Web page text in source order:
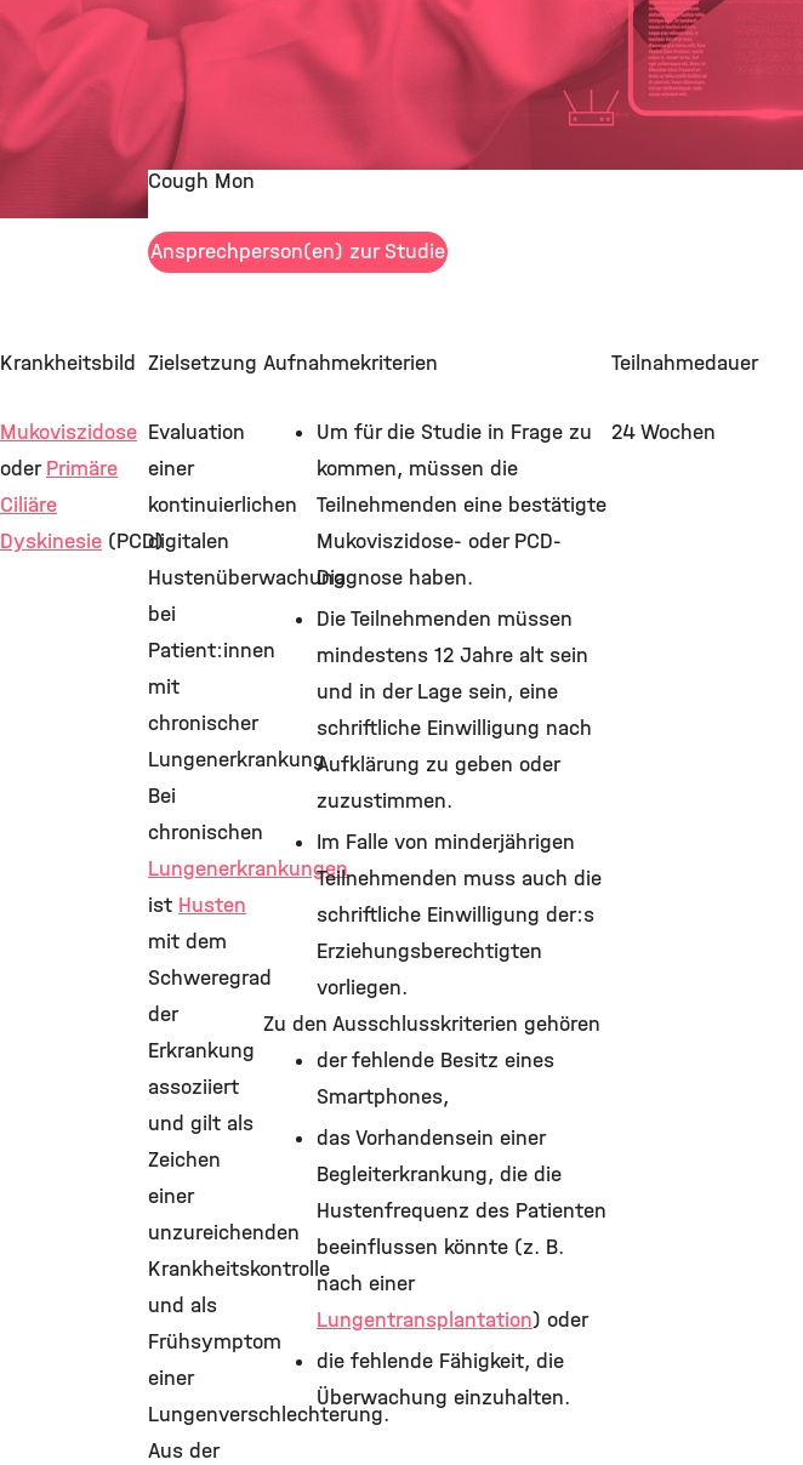
Cough Mon
Ansprechperson(en) zur Studie
Krankheitsbild
Mukoviszidose
oderPrimäre
Ciliäre
Dyskinesie (PCD)
Zielsetzung
Evaluation
einer
kontinuierlichen
digitalen
Hustenüberwachung
bei
Patient:innen
mit
chronischer
Lungenerkrankung
Bei
chronischen
Lungenerkrankungen
ist Husten
mit dem
Schweregrad
der
Erkrankung
assoziiert
und gilt als
Zeichen
einer
unzureichenden
Krankheitskontrolle
und als
Frühsymptom
einer
Lungenverschlechterung.
Aus der
Aufnahmekriterien
Um für die Studie in Frage zu
kommen, müssen die
Teilnehmenden eine bestätigte
Mukoviszidose- oder PCD-
Diagnose haben.
Die Teilnehmenden müssen
mindestens 12 Jahre alt sein
und in der Lage sein, eine
schriftliche Einwilligung nach
Aufklärung zu geben oder
zuzustimmen.
Im Falle von minderjährigen
Teilnehmenden muss auch die
schriftliche Einwilligung der:s
Erziehungsberechtigten
vorliegen.
Zu den Ausschlusskriterien gehören
der fehlende Besitz eines
Smartphones,
das Vorhandensein einer
Begleiterkrankung, die die
Hustenfrequenz des Patienten
beeinflussen könnte (z. B.
nach einer
Lungentransplantation) oder
die fehlende Fähigkeit, die
Überwachung einzuhalten.
Teilnahmedauer
24 Wochen